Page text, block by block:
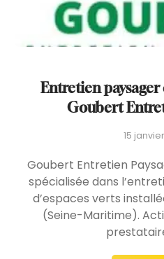
Entretien paysager
Goubert
15
Goubert Entretien
spécialisée dans
d’espaces verts
(Seine-Maritime).